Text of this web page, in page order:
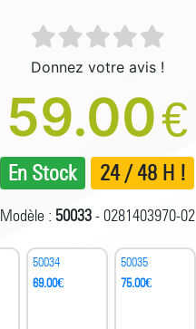
Donnez votre avis !
59.00€
En Stock 24 / 48 H !
Modèle : 50033- 0281403970-02
50034
69.00€
50035
75.00€